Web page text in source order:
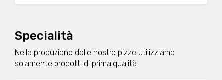
Specialità
Nella produzione delle nostre pizze utilizziamo
solamente prodotti di prima qualità